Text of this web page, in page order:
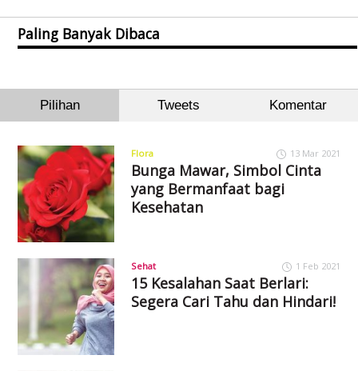
Paling Banyak Dibaca
Pilihan Tweets Komentar
Flora 13 Mar 2021
Bunga Mawar, Simbol Cinta
yang Bermanfaat bagi
Kesehatan
Sehat 1 Feb 2021
15 Kesalahan Saat Berlari:
Segera Cari Tahu dan Hindari!